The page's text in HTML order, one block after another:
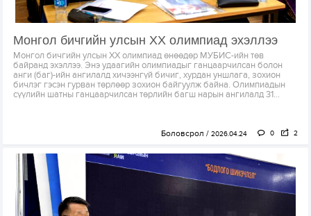
Монгол бичгийн улсын XX олимпиад эхэллээ
Монгол бичгийн улсын XX олимпиад өнөөдөр МУБИС-ийн төв
байранд эхэллээ. Энэ удаагийн олимпиадыг ганцаарчилсан болон
анги (баг)-ийн ангилалд хичээнгүй бичиг, хурдан уншлага, зохион
бичлэг гэсэн гурван төрлөөр зохион байгуулж байна. Олимпиадын
сүүлийн шатны ганцаарчилсан төрлийн багш нарын ангилалд 31...
Боловсрол 2026.04.24 0 2